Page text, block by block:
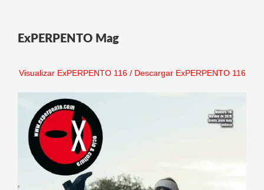
ExPERPENTO Mag
Visualizar ExPERPENTO 116/ Descargar ExPERPENTO 116